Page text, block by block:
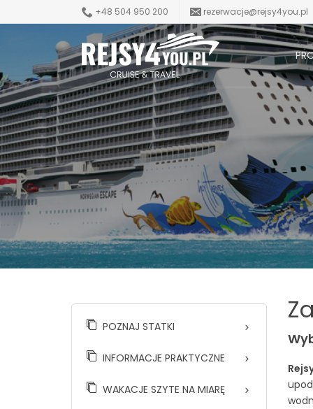
+48 504 950 200 rezerwacje@rejsy4you.pl
POZNAJ STATKI
Posiłki
Rozrywka
INFORMACJE PRAKTYCZNE
Jak zarezerwować rejs?
WAKACJE SZYTE NA MIARĘ